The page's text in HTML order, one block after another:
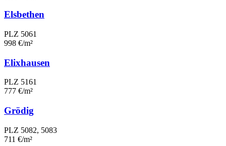
Elsbethen
PLZ 5061
998 €/m²
Elixhausen
PLZ 5161
777 €/m²
Grödig
PLZ 5082, 5083
711 €/m²